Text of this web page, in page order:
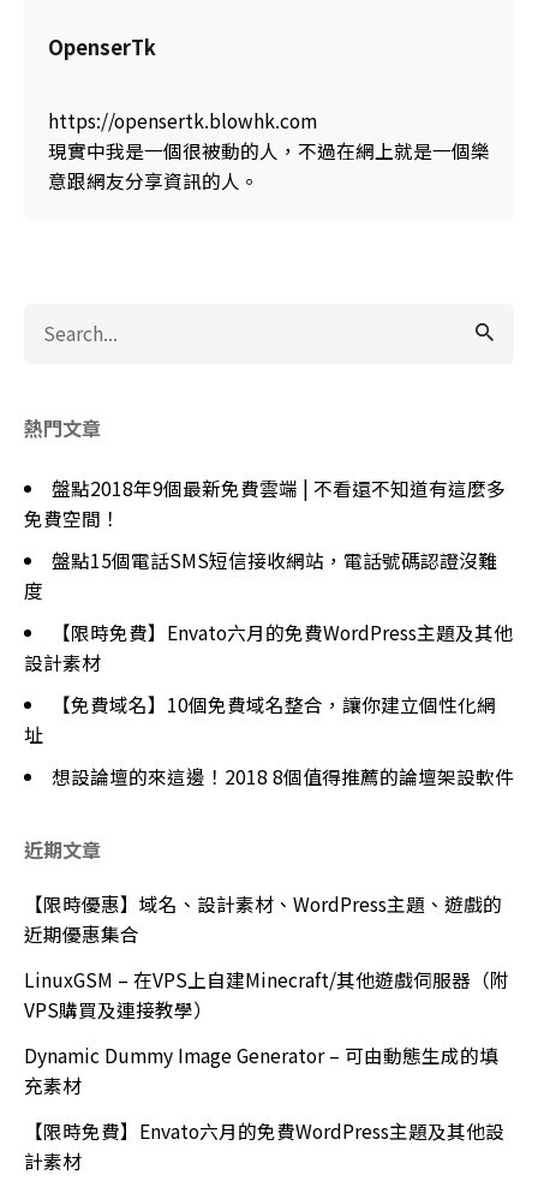
OpenserTk
https://opensertk.blowhk.com
現實中我是一個很被動的人，不過在網上就是一個樂
意跟網友分享資訊的人。
for
熱門文章
盤點2018年9個最新免費雲端 | 不看還不知道有這麼多
免費空間！
盤點15個電話SMS短信接收網站，電話號碼認證沒難
度
【限時免費】Envato六月的免費WordPress主題及其他
設計素材
【免費域名】10個免費域名整合，讓你建立個性化網
址
想設論壇的來這邊！2018 8個值得推薦的論壇架設軟件
近期文章
【限時優惠】域名、設計素材、WordPress主題、遊戲的
近期優惠集合
LinuxGSM – 在VPS上自建Minecraft/其他遊戲伺服器（附
VPS購買及連接教學）
Dynamic Dummy Image Generator – 可由動態生成的填
充素材
【限時免費】Envato六月的免費WordPress主題及其他設
計素材